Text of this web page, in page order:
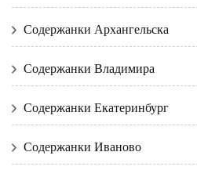
Содержанки Архангельска
Содержанки Владимира
Содержанки Екатеринбург
Содержанки Иваново